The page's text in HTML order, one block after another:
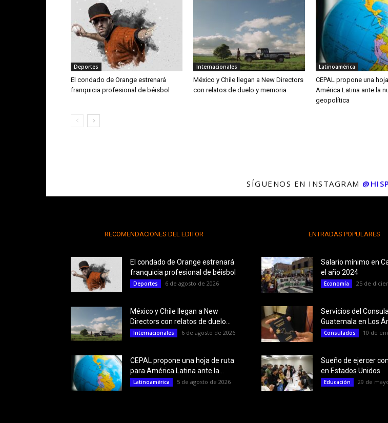
Deportes
El condado de Orange estrenará
franquicia profesional de béisbol
Internacionales
México y Chile llegan a New Directors
con relatos de duelo y memoria
Latinoamérica
CEPAL propone una
América Latina ante la
geopolítica
SÍGUENOS EN INSTAGRAM
RECOMENDACIONES DEL EDITOR
El condado de Orange estrenará
franquicia profesional de béisbol
Deportes 6 de agosto de 2026
México y Chile llegan a New
Directors con relatos de duelo...
Internacionales 6 de agosto de 2026
CEPAL propone una hoja de ruta
para América Latina ante la...
Latinoamérica 5 de agosto de 2026
ENTRADAS POPULARES
Salario mínimo en
el año 2024
Economía 25 de
Servicios del
Guatemala en Los
Consulados 10 de
Sueño de ejercer
en Estados Unidos
Educación 29 de